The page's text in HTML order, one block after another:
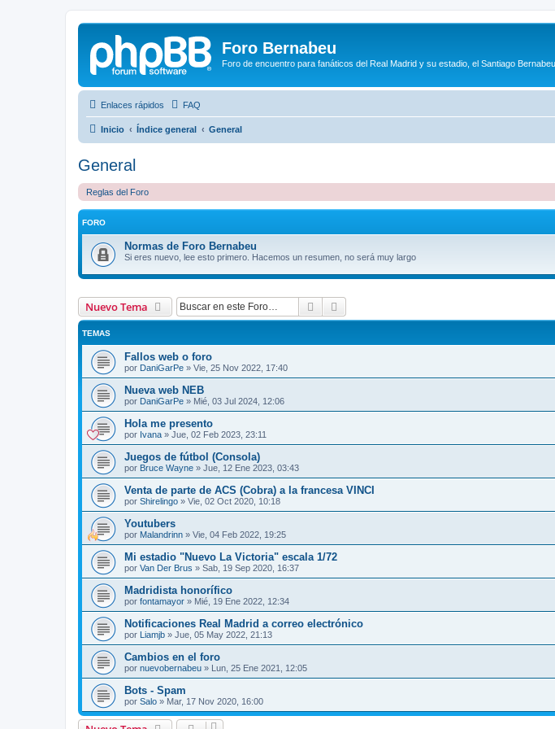
Foro Bernabeu
Foro de encuentro para fanáticos del Real Madrid y su estadio, el Santiago Bernabeu
Enlaces rápidos FAQ
Inicio Índice general General
General
Reglas del Foro
FORO
Normas de Foro Bernabeu
Si eres nuevo, lee esto primero. Hacemos un resumen, no será muy largo
Nuevo Tema Buscar
TEMAS
Fallos web o foro
por DaniGarPe » Vie, 25 Nov 2022, 17:40
Nueva web NEB
por DaniGarPe » Mié, 03 Jul 2024, 12:06
Hola me presento
por Ivana » Jue, 02 Feb 2023, 23:11
Juegos de fútbol (Consola)
por Bruce Wayne » Jue, 12 Ene 2023, 03:43
Venta de parte de ACS (Cobra) a la francesa VINCI
por Shirelingo » Vie, 02 Oct 2020, 10:18
Youtubers
por Malandrinn » Vie, 04 Feb 2022, 19:25
Mi estadio "Nuevo La Victoria" escala 1/72
por Van Der Brus » Sab, 19 Sep 2020, 16:37
Madridista honorífico
por fontamayor » Mié, 19 Ene 2022, 12:34
Notificaciones Real Madrid a correo electrónico
por Liamjb » Jue, 05 May 2022, 21:13
Cambios en el foro
por nuevobernabeu » Lun, 25 Ene 2021, 12:05
Bots - Spam
por Salo » Mar, 17 Nov 2020, 16:00